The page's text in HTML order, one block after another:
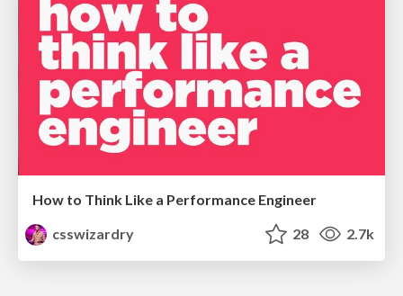
How to Think Like a Performance Engineer
csswizardry
28 2.7k